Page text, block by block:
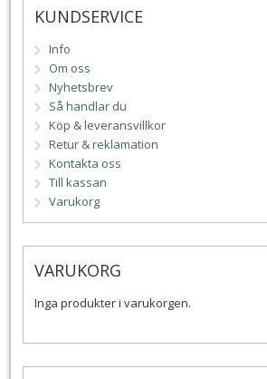
KUNDSERVICE
Info
Om oss
Nyhetsbrev
Så handlar du
Köp & leveransvillkor
Retur & reklamation
Kontakta oss
Till kassan
Varukorg
VARUKORG
Inga produkter i varukorgen.